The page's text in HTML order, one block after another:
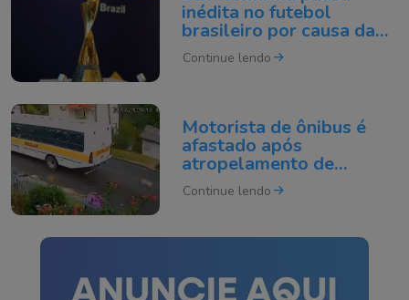
inédita no futebol
brasileiro por causa da
Copa do Mundo de 2027
Continue lendo
Motorista de ônibus é
afastado após
atropelamento de
cachorro em cidade de
SC
Continue lendo